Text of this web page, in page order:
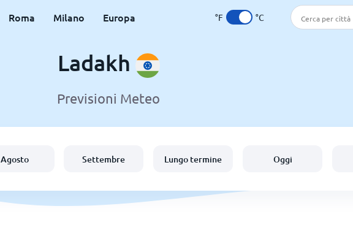
Roma Milano Europa °F °C
Ladakh
Previsioni Meteo
Agosto Settembre Lungo termine Oggi